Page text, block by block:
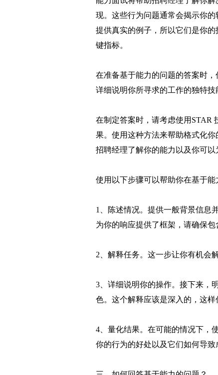
现。这些行为问题通常会揭示你
提供真实的例子，所以它们是你
键指标。
在准备基于能力的问题的答案时
详细说明你所寻求的工作的独特技
在制定答案时，请考虑使用STAR
果。使用这种方法来帮助格式化
招聘经理了解你的能力以及你可以
使用以下步骤可以帮助你在基于能
1、陈述情况。提供一般背景信息
为你的响应提供了框架，请确保包
2、解释任务。这一步让你有机会
3、详细说明你的操作。接下来，
色。这个解释应该是深入的，这样
4、量化结果。在可能的情况下，
你的行为的好处以及它们如何导